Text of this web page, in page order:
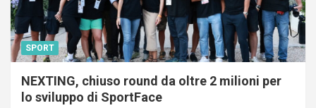
SPORT
NEXTING, chiuso round da oltre 2 milioni per
lo sviluppo di SportFace